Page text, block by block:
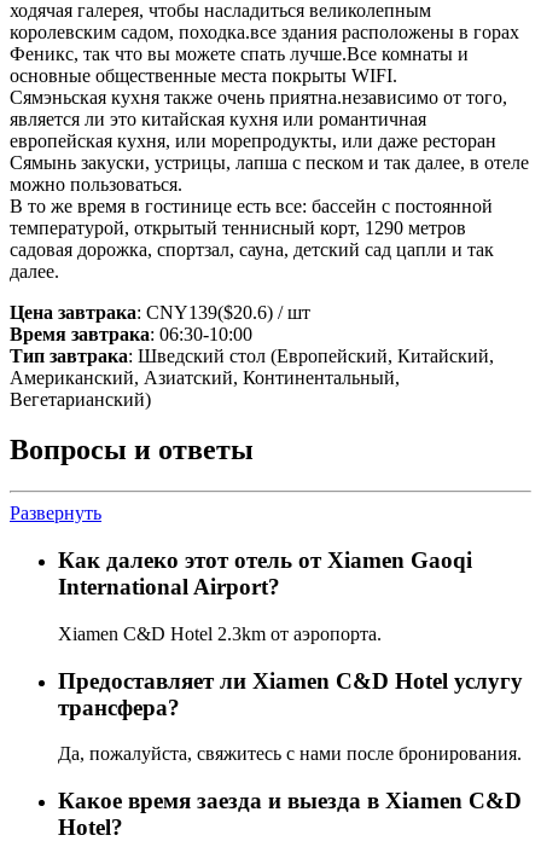
ходячая галерея, чтобы насладиться великолепным
королевским садом, походка.все здания расположены в горах
Феникс, так что вы можете спать лучше.Все комнаты и
основные общественные места покрыты WIFI.
Сямэньская кухня также очень приятна.независимо от того,
является ли это китайская кухня или романтичная
европейская кухня, или морепродукты, или даже ресторан
Сямынь закуски, устрицы, лапша с песком и так далее, в отеле
можно пользоваться.
В то же время в гостинице есть все: бассейн с постоянной
температурой, открытый теннисный корт, 1290 метров
садовая дорожка, спортзал, сауна, детский сад цапли и так
далее.
Цена завтрака: CNY139($20.6) / шт
Время завтрака: 06:30-10:00
Тип завтрака: Шведский стол (Европейский, Китайский,
Американский, Азиатский, Континентальный,
Вегетарианский)
Вопросы и ответы
Развернуть
Как далеко этот отель от Xiamen Gaoqi
International Airport?
Xiamen C&D Hotel 2.3km от аэропорта.
Предоставляет ли Xiamen C&D Hotel услугу
трансфера?
Да, пожалуйста, свяжитесь с нами после бронирования.
Какое время заезда и выезда в Xiamen C&D
Hotel?